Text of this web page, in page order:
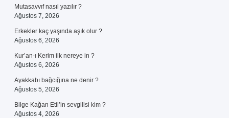
Mutasavvıf nasıl yazılır ?
Ağustos 7, 2026
Erkekler kaç yaşında aşık olur ?
Ağustos 6, 2026
Kur’an-ı Kerim ilk nereye in ?
Ağustos 6, 2026
Ayakkabı bağcığına ne denir ?
Ağustos 5, 2026
Bilge Kağan Etil’in sevgilisi kim ?
Ağustos 4, 2026